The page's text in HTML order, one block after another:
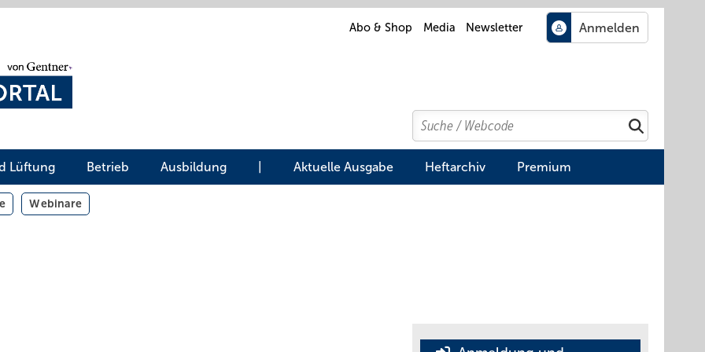
Abo & Shop Media Newsletter
Search
Suchen
Lüftung Betrieb Ausbildung Aktuelle Ausgabe Heftarchiv Premium
Webinare